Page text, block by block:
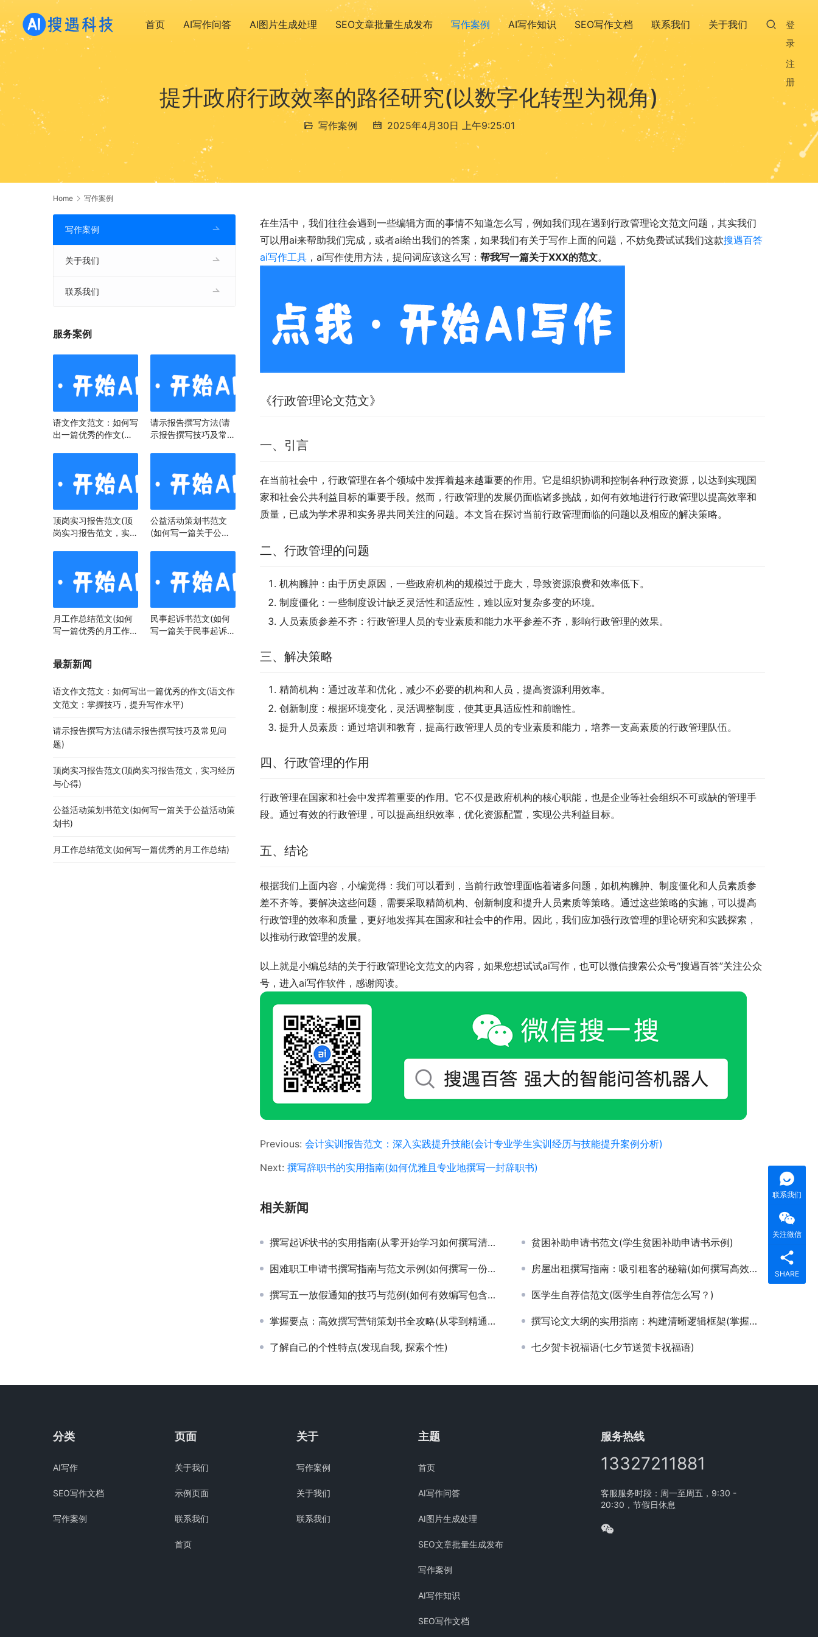
首页 AI写作问答 AI图片生成处理 SEO文章批量生成发布 写作案例 AI写作知识 SEO写作文档 联系我们 关于我们
登
录
注
册
提升政府行政效率的路径研究(以数字化转型为视角)
写作案例 2025年4月30日 上午9:25:01
Home 写作案例
在生活中，我们往往会遇到一些编辑方面的事情不知道怎么写，例如我们现在遇到行政管理论文范文问题，其实我们
可以用ai来帮助我们完成，或者ai给出我们的答案，如果我们有关于写作上面的问题，不妨免费试试我们这款搜遇百答
ai写作工具 ，ai写作使用方法，提问词应该这么写： 帮我写一篇关于XXX的范文。
《行政管理论文范文》
一、引言
在当前社会中，行政管理在各个领域中发挥着越来越重要的作用。它是组织协调和控制各种行政资源，以达到实现国
家和社会公共利益目标的重要手段。然而，行政管理的发展仍面临诸多挑战，如何有效地进行行政管理以提高效率和
质量，已成为学术界和实务界共同关注的问题。本文旨在探讨当前行政管理面临的问题以及相应的解决策略。
二、行政管理的问题
机构臃肿：由于历史原因，一些政府机构的规模过于庞大，导致资源浪费和效率低下。
制度僵化：一些制度设计缺乏灵活性和适应性，难以应对复杂多变的环境。
人员素质参差不齐：行政管理人员的专业素质和能力水平参差不齐，影响行政管理的效果。
三、解决策略
精简机构：通过改革和优化，减少不必要的机构和人员，提高资源利用效率。
创新制度：根据环境变化，灵活调整制度，使其更具适应性和前瞻性。
提升人员素质：通过培训和教育，提高行政管理人员的专业素质和能力，培养一支高素质的行政管理队伍。
四、行政管理的作用
行政管理在国家和社会中发挥着重要的作用。它不仅是政府机构的核心职能，也是企业等社会组织不可或缺的管理手
段。通过有效的行政管理，可以提高组织效率，优化资源配置，实现公共利益目标。
五、结论
根据我们上面内容，小编觉得：我们可以看到，当前行政管理面临着诸多问题，如机构臃肿、制度僵化和人员素质参
差不齐等。要解决这些问题，需要采取精简机构、创新制度和提升人员素质等策略。通过这些策略的实施，可以提高
行政管理的效率和质量，更好地发挥其在国家和社会中的作用。因此，我们应加强行政管理的理论研究和实践探索，
以推动行政管理的发展。
以上就是小编总结的关于行政管理论文范文的内容，如果您想试试ai写作，也可以微信搜索公众号“搜遇百答”关注公众
号，进入ai写作软件，感谢阅读。
Previous: 会计实训报告范文：深入实践提升技能(会计专业学生实训经历与技能提升案例分析)
Next: 撰写辞职书的实用指南(如何优雅且专业地撰写一封辞职书)
相关新闻
撰写起诉状书的实用指南(从零开始学习如何撰写清晰有力的起诉状书) 贫困补助申请书范文(学生贫困补助申请书示例)
困难职工申请书撰写指南与范文示例(如何撰写一份有效的困难职工援助申请书) 房屋出租撰写指南：吸引租客的秘籍(如何撰写高效吸引人的房屋出租广告文案)
撰写五一放假通知的技巧与范例(如何有效编写包含所有细节的五一劳动节放假安排通知) 医学生自荐信范文(医学生自荐信怎么写？)
掌握要点：高效撰写营销策划书全攻略(从零到精通：撰写吸引客户的营销策划书步骤与技巧) 撰写论文大纲的实用指南：构建清晰逻辑框架(掌握论文写作基础：如何有效规划论文大纲)
了解自己的个性特点(发现自我, 探索个性) 七夕贺卡祝福语(七夕节送贺卡祝福语)
写作案例
关于我们
联系我们
服务案例
语文作文范文：如何写
出一篇优秀的作文(语
请示报告撰写方法(请
示报告撰写技巧及常见
顶岗实习报告范文(顶
岗实习报告范文，实习
公益活动策划书范文
(如何写一篇关于公益
月工作总结范文(如何
写一篇优秀的月工作总
民事起诉书范文(如何
写一篇关于民事起诉书
最新新闻
语文作文范文：如何写出一篇优秀的作文(语文作
文范文：掌握技巧，提升写作水平)
请示报告撰写方法(请示报告撰写技巧及常见问
题)
顶岗实习报告范文(顶岗实习报告范文，实习经历
与心得)
公益活动策划书范文(如何写一篇关于公益活动策
划书)
月工作总结范文(如何写一篇优秀的月工作总结)
分类
AI写作
SEO写作文档
写作案例
页面
关于我们
示例页面
联系我们
首页
关于
写作案例
关于我们
联系我们
主题
首页
AI写作问答
AI图片生成处理
SEO文章批量生成发布
写作案例
AI写作知识
SEO写作文档
服务热线
13327211881
客服服务时段：周一至周五，9:30 -
20:30，节假日休息
联系我们
关注微信
SHARE